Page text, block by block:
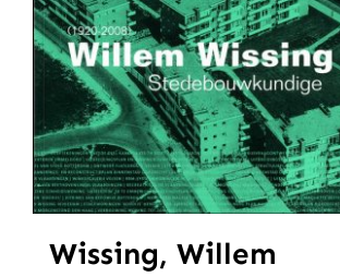
Wissing, Willem